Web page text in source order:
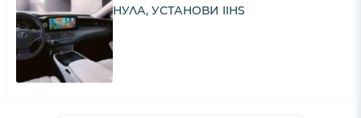
НУЛА, УСТАНОВИ IIHS